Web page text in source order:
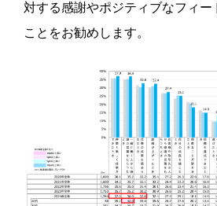
対する感謝やポジティブなフィー
ことをお勧めします。